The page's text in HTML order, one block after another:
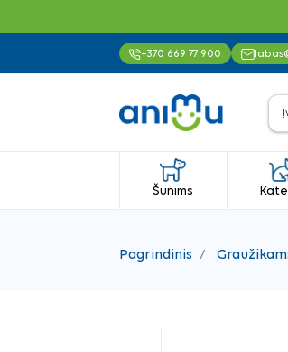
+370 669 77 900
Šunims
Pagrindinis